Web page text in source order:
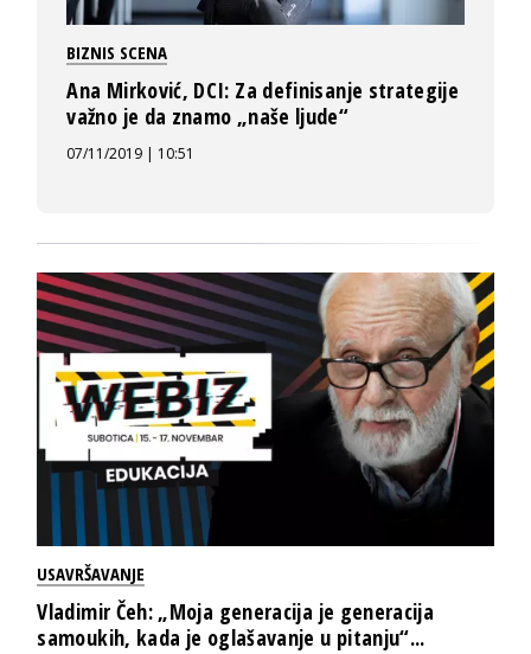
BIZNIS SCENA
Ana Mirković, DCI: Za definisanje strategije
važno je da znamo „naše ljude“
07/11/2019 | 10:51
USAVRŠAVANJE
Vladimir Čeh: „Moja generacija je generacija
samoukih, kada je oglašavanje u pitanju“...